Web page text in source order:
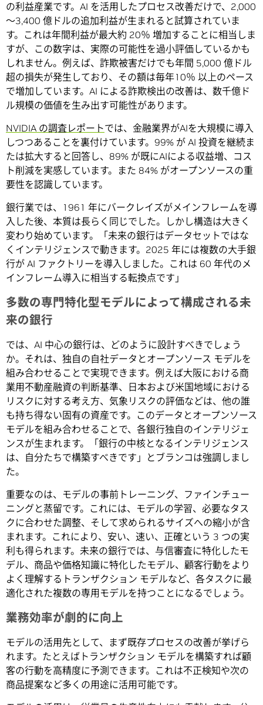
の利益産業です。AI を活用したプロセス改善だけで、2,000
〜3,400 億ドルの追加利益が生まれると試算されていま
す。これは年間利益が最大約 20％ 増加することに相当しま
すが、この数字は、実際の可能性を過小評価しているかも
しれません。例えば、詐欺被害だけでも年間 5,000 億ドル
超の損失が発生しており、その額は毎年10％ 以上のペース
で増加しています。AI による詐欺検出の改善は、数千億ド
ル規模の価値を生み出す可能性があります。
NVIDIA の調査レポートでは、金融業界がAIを大規模に導入
しつつあることを裏付けています。99% が AI 投資を継続ま
たは拡大すると回答し、89% が既にAIによる収益増、コス
ト削減を実感しています。また 84% がオープンソースの重
要性を認識しています。
銀行業では、1961 年にバークレイズがメインフレームを導
入した後、本質は長らく同じでした。しかし構造は大きく
変わり始めています。「未来の銀行はデータセットではな
くインテリジェンスで動きます。2025 年には複数の大手銀
行が AI ファクトリーを導入しました。これは 60 年代のメ
インフレーム導入に相当する転換点です」
多数の専門特化型モデルによって構成される未
来の銀行
では、AI 中心の銀行は、どのように設計すべきでしょう
か。それは、独自の自社データとオープンソース モデルを
組み合わせることで実現できます。例えば大阪における商
業用不動産融資の判断基準、日本および米国地域における
リスクに対する考え方、気象リスクの評価などは、他の誰
も持ち得ない固有の資産です。このデータとオープンソース
モデルを組み合わせることで、各銀行独自のインテリジェ
ンスが生まれます。「銀行の中核となるインテリジェンス
は、自分たちで構築すべきです」とブランコは強調しまし
た。
重要なのは、モデルの事前トレーニング、ファインチュー
ニングと蒸留です。これには、モデルの学習、必要なタス
クに合わせた調整、そして求められるサイズへの縮小が含
まれます。これにより、安い、速い、正確という 3 つの実
利も得られます。未来の銀行では、与信審査に特化したモ
デル、商品や価格知識に特化したモデル、顧客行動をより
よく理解するトランザクション モデルなど、各タスクに最
適化された複数の専用モデルを持つことになるでしょう。
業務効率が劇的に向上
モデルの活用先として、まず既存プロセスの改善が挙げら
れます。たとえばトランザクション モデルを構築すれば顧
客の行動を高精度に予測できます。これは不正検知や次の
商品提案など多くの用途に活用可能です。